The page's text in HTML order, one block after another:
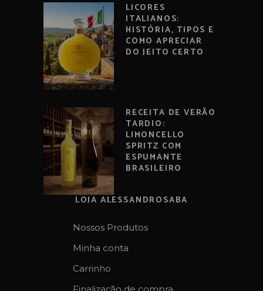
LICORES
ITALIANOS:
HISTÓRIA, TIPOS E
COMO APRECIAR
DO JEITO CERTO
RECEITA DE VERÃO
TARDIO:
LIMONCELLO
SPRITZ COM
ESPUMANTE
BRASILEIRO
LOJA ALESSANDROSABA
Nossos Produtos
Minha conta
Carrinho